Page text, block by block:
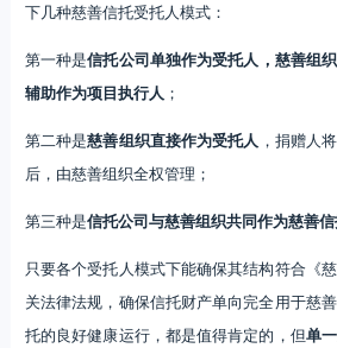
下几种慈善信托受托人模式：
第一种是信托公司单独作为受托人，慈善组
辅助作为项目执行人 ；
第二种是慈善组织直接作为受托人 ，捐赠人
后，由慈善组织全权管理；
第三种是信托公司与慈善组织共同作为慈善
只要各个受托人模式下能确保其结构符合《
关法律法规，确保信托财产单向完全用于慈
托的良好健康运行，都是值得肯定的，但单